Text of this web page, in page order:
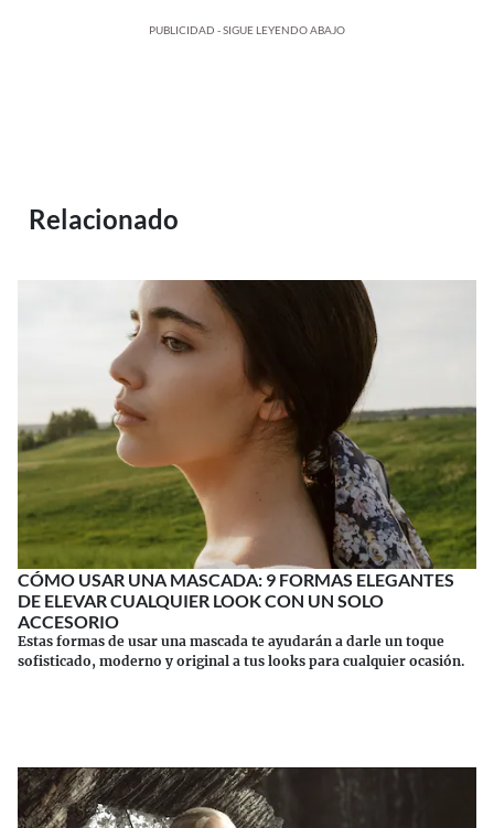
PUBLICIDAD - SIGUE LEYENDO ABAJO
Relacionado
CÓMO USAR UNA MASCADA: 9 FORMAS ELEGANTES
DE ELEVAR CUALQUIER LOOK CON UN SOLO
ACCESORIO
Estas formas de usar una mascada te ayudarán a darle un toque
sofisticado, moderno y original a tus looks para cualquier ocasión.